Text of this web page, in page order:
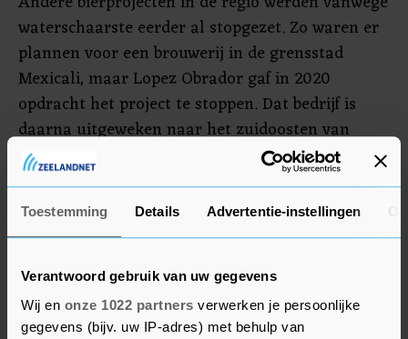
Toestemming Details Advertentie-instellingen
Verantwoord gebruik van uw gegevens
Wij en onze 1022 partners verwerken je persoonlijke
gegevens (bijv. uw IP-adres) met behulp van
waterschaarste eerder al stopgezet. Zo waren er
plannen voor een brouwerij in de grensstad
Mexicali, maar Lopez Obrador gaf in 2020
opdracht het project te stoppen. Dat bedrijf is
daarna uitgeweken naar het zuidoosten van
Mexico.